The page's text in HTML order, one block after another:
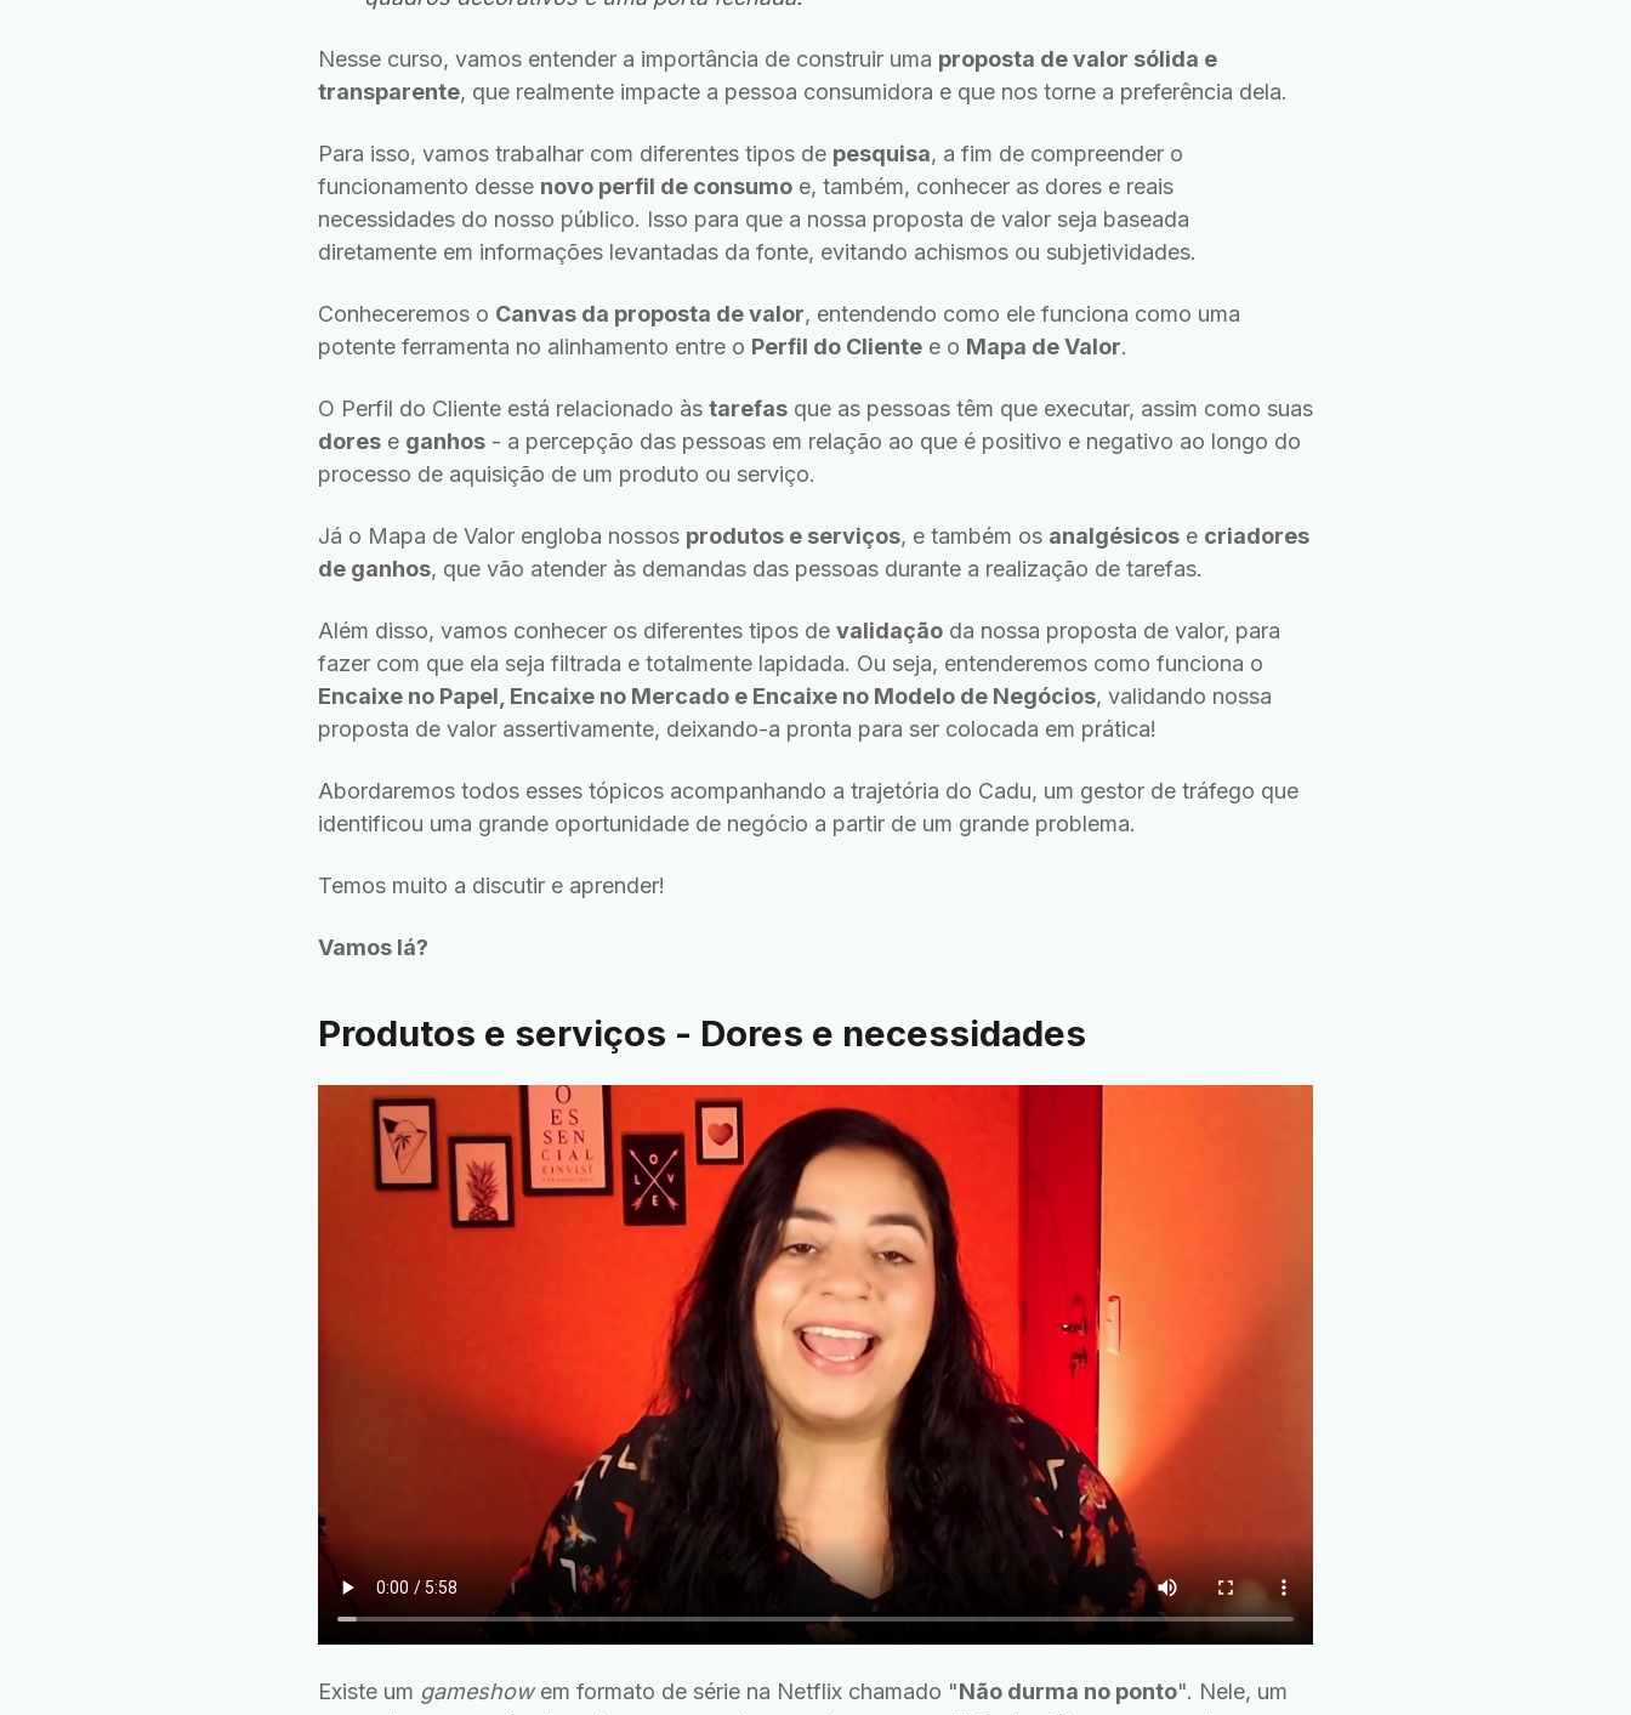
Nesse curso, vamos entender a importância de construir uma proposta de valor sólida e
transparente, que realmente impacte a pessoa consumidora e que nos torne a preferência dela.
Para isso, vamos trabalhar com diferentes tipos de pesquisa, a fim de compreender o
funcionamento desse novo perfil de consumo e, também, conhecer as dores e reais
necessidades do nosso público. Isso para que a nossa proposta de valor seja baseada
diretamente em informações levantadas da fonte, evitando achismos ou subjetividades.
Conheceremos o Canvas da proposta de valor, entendendo como ele funciona como uma
potente ferramenta no alinhamento entre o Perfil do Cliente e o Mapa de Valor.
O Perfil do Cliente está relacionado às tarefas que as pessoas têm que executar, assim como suas
dores e ganhos - a percepção das pessoas em relação ao que é positivo e negativo ao longo do
processo de aquisição de um produto ou serviço.
Já o Mapa de Valor engloba nossos produtos e serviços, e também os analgésicos e criadores
de ganhos, que vão atender às demandas das pessoas durante a realização de tarefas.
Além disso, vamos conhecer os diferentes tipos de validação da nossa proposta de valor, para
fazer com que ela seja filtrada e totalmente lapidada. Ou seja, entenderemos como funciona o
Encaixe no Papel, Encaixe no Mercado e Encaixe no Modelo de Negócios, validando nossa
proposta de valor assertivamente, deixando-a pronta para ser colocada em prática!
Abordaremos todos esses tópicos acompanhando a trajetória do Cadu, um gestor de tráfego que
identificou uma grande oportunidade de negócio a partir de um grande problema.
Temos muito a discutir e aprender!
Vamos lá?
Produtos e serviços - Dores e necessidades
Existe um gameshowem formato de série na Netflix chamado "Não durma no ponto". Nele, um